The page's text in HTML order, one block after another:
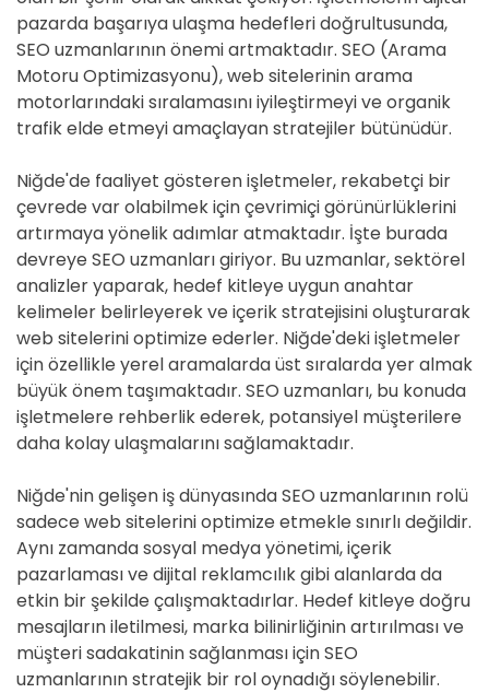
pazarda başarıya ulaşma hedefleri doğrultusunda,
SEO uzmanlarının önemi artmaktadır. SEO (Arama
Motoru Optimizasyonu), web sitelerinin arama
motorlarındaki sıralamasını iyileştirmeyi ve organik
trafik elde etmeyi amaçlayan stratejiler bütünüdür.
Niğde'de faaliyet gösteren işletmeler, rekabetçi bir
çevrede var olabilmek için çevrimiçi görünürlüklerini
artırmaya yönelik adımlar atmaktadır. İşte burada
devreye SEO uzmanları giriyor. Bu uzmanlar, sektörel
analizler yaparak, hedef kitleye uygun anahtar
kelimeler belirleyerek ve içerik stratejisini oluşturarak
web sitelerini optimize ederler. Niğde'deki işletmeler
için özellikle yerel aramalarda üst sıralarda yer almak
büyük önem taşımaktadır. SEO uzmanları, bu konuda
işletmelere rehberlik ederek, potansiyel müşterilere
daha kolay ulaşmalarını sağlamaktadır.
Niğde'nin gelişen iş dünyasında SEO uzmanlarının rolü
sadece web sitelerini optimize etmekle sınırlı değildir.
Aynı zamanda sosyal medya yönetimi, içerik
pazarlaması ve dijital reklamcılık gibi alanlarda da
etkin bir şekilde çalışmaktadırlar. Hedef kitleye doğru
mesajların iletilmesi, marka bilinirliğinin artırılması ve
müşteri sadakatinin sağlanması için SEO
uzmanlarının stratejik bir rol oynadığı söylenebilir.